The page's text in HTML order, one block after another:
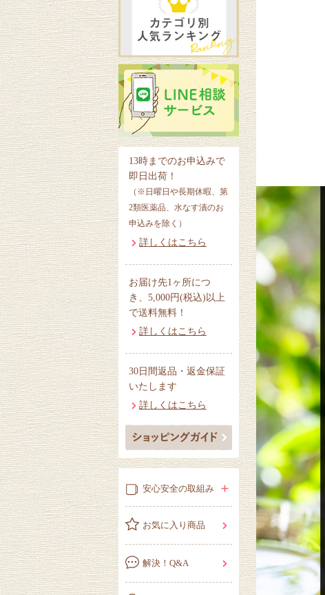
13時までのお申込みで
即日出荷！
（※日曜日や長期休暇、第
2類医薬品、水なす漬のお
申込みを除く）
詳しくはこちら
お届け先1ヶ所につ
き、5,000円(税込)以上
で送料無料！
詳しくはこちら
30日間返品・返金保証
いたします
詳しくはこちら
安心安全の取組み
お気に入り商品
解決！Q&A